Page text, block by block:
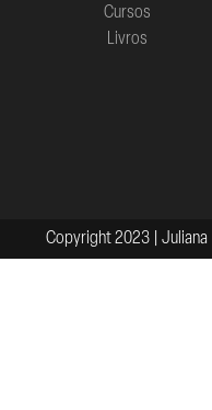
Cursos
Livros
Copyright 2023 | Juliana